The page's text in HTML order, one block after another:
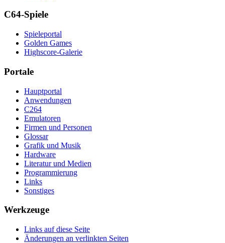
C64-Spiele
Spieleportal
Golden Games
Highscore-Galerie
Portale
Hauptportal
Anwendungen
C264
Emulatoren
Firmen und Personen
Glossar
Grafik und Musik
Hardware
Literatur und Medien
Programmierung
Links
Sonstiges
Werkzeuge
Links auf diese Seite
Änderungen an verlinkten Seiten